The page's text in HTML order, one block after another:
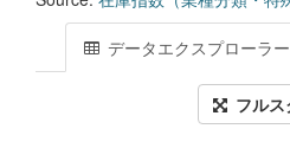
データエクスプローラー
フル